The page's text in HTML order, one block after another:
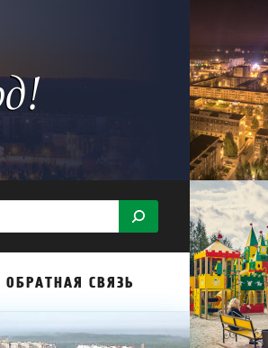
ОБРАТНАЯ СВЯЗЬ